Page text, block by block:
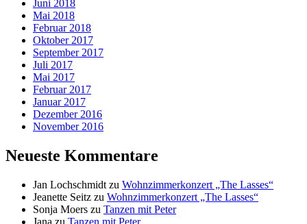
Juni 2018
Mai 2018
Februar 2018
Oktober 2017
September 2017
Juli 2017
Mai 2017
Februar 2017
Januar 2017
Dezember 2016
November 2016
Neueste Kommentare
Jan Lochschmidt zu Wohnzimmerkonzert „The Lasses“
Jeanette Seitz zu Wohnzimmerkonzert „The Lasses“
Sonja Moers zu Tanzen mit Peter
Jana zu Tanzen mit Peter